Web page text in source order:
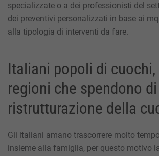
specializzate o a dei professionisti del
dei preventivi personalizzati in base ai
alla tipologia di interventi da fare.
Italiani popoli di cuochi,
regioni che spendono
ristrutturazione della
Gli italiani amano trascorrere molto
insieme alla famiglia, per questo motivo